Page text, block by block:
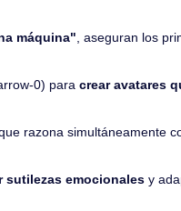
máquina", aseguran los
0) para crear avatares
razona simultáneamente
sutilezas emocionales y